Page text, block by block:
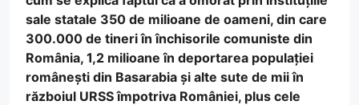
sale statale 350 de milioane de oameni, din care
300.000 de tineri în închisorile comuniste din
România, 1,2 milioane în deportarea populației
românești din Basarabia și alte sute de mii în
războiul URSS împotriva României, plus cele